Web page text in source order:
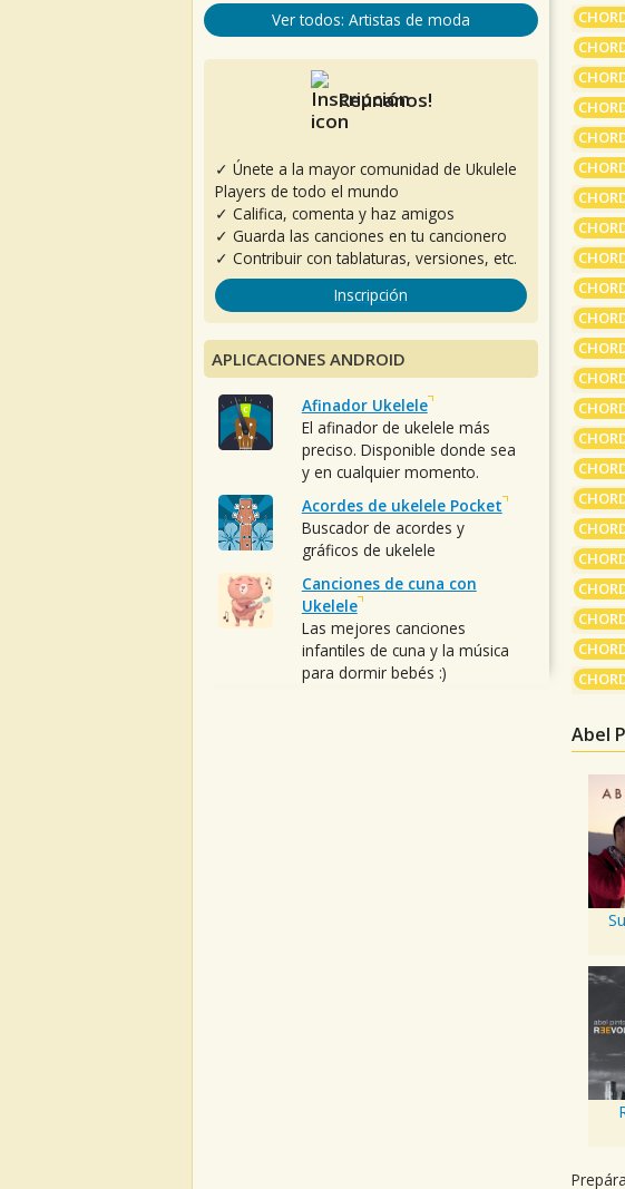
Abel
Ver todos: Artistas de moda
Reúnanos!
✓ Únete a la mayor comunidad de Ukulele
Players de todo el mundo
✓ Califica, comenta y haz amigos
✓ Guarda las canciones en tu cancionero
✓ Contribuir con tablaturas, versiones, etc.
Inscripción
APLICACIONES ANDROID
Afinador Ukelele
El afinador de ukelele más
preciso. Disponible donde sea
y en cualquier momento.
Acordes de ukelele Pocket
Buscador de acordes y
gráficos de ukelele
Canciones de cuna con
Ukelele
Las mejores canciones
infantiles de cuna y la música
para dormir bebés :)